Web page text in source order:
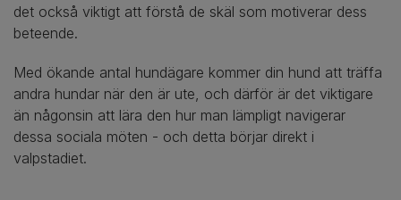
det också viktigt att förstå de skäl som motiverar dess
beteende.
Med ökande antal hundägare kommer din hund att träffa
andra hundar när den är ute, och därför är det viktigare
än någonsin att lära den hur man lämpligt navigerar
dessa sociala möten - och detta börjar direkt i
valpstadiet.